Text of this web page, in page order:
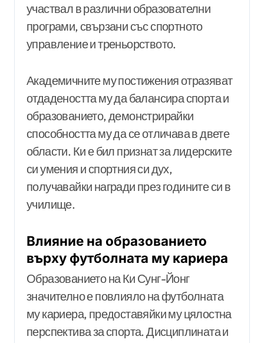
участвал в различни образователни
програми, свързани със спортното
управление и треньорството.
Академичните му постижения отразяват
отдадеността му да балансира спорта и
образованието, демонстрирайки
способността му да се отличава в двете
области. Ки е бил признат за лидерските
си умения и спортния си дух,
получавайки награди през годините си в
училище.
Влияние на образованието
върху футболната му кариера
Образованието на Ки Сунг-Йонг
значително е повлияло на футболната
му кариера, предоставяйки му цялостна
перспектива за спорта. Дисциплината и